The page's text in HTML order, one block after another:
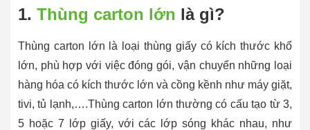
1. Thùng carton lớn là gì?
Thùng carton lớn là loại thùng giấy có kích thước khổ
lớn, phù hợp với việc đóng gói, vận chuyển những loại
hàng hóa có kích thước lớn và cồng kềnh như máy giặt,
tivi, tủ lạnh,….Thùng carton lớn thường có cấu tạo từ 3,
5 hoặc 7 lớp giấy, với các lớp sóng khác nhau, như